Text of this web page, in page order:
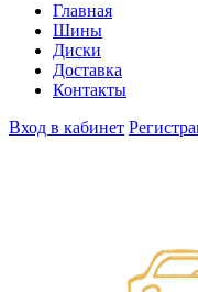
Главная
Шины
Диски
Доставка
Контакты
Вход в кабинет